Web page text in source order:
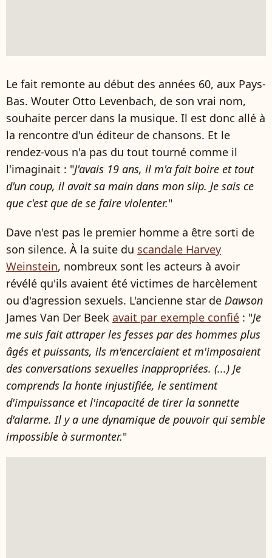
Le fait remonte au début des années 60, aux Pays-
Bas. Wouter Otto Levenbach, de son vrai nom,
souhaite percer dans la musique. Il est donc allé à
la rencontre d'un éditeur de chansons. Et le
rendez-vous n'a pas du tout tourné comme il
l'imaginait : "J'avais 19 ans, il m'a fait boire et tout
d'un coup, il avait sa main dans mon slip. Je sais ce
que c'est que de se faire violenter."
Dave n'est pas le premier homme a être sorti de
son silence. À la suite du scandale Harvey
Weinstein, nombreux sont les acteurs à avoir
révélé qu'ils avaient été victimes de harcèlement
ou d'agression sexuels. L'ancienne star de Dawson
James Van Der Beek avait par exemple confié : "Je
me suis fait attraper les fesses par des hommes plus
âgés et puissants, ils m'encerclaient et m'imposaient
des conversations sexuelles inappropriées. (...) Je
comprends la honte injustifiée, le sentiment
d'impuissance et l'incapacité de tirer la sonnette
d'alarme. Il y a une dynamique de pouvoir qui semble
impossible à surmonter."